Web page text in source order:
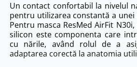
Un contact confortabil la nivelul
pentru utilizarea constantă a unei
Pentru masca ResMed AirFit
silicon este componenta care
cu nările, având rolul de a
adaptarea corectă la anatomia